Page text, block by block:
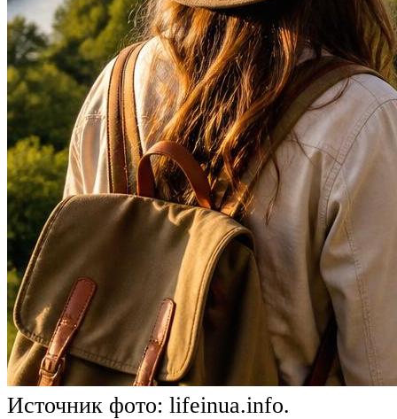
Источник фото: lifeinua.info.